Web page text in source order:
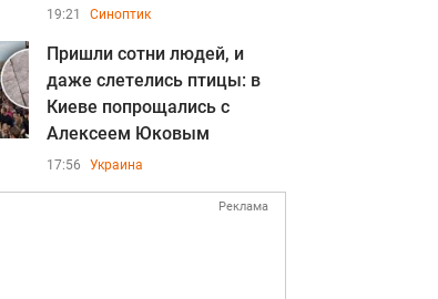
19:21 Синоптик
Пришли сотни людей, и
даже слетелись птицы: в
Киеве попрощались с
Алексеем Юковым
17:56 Украина
Реклама